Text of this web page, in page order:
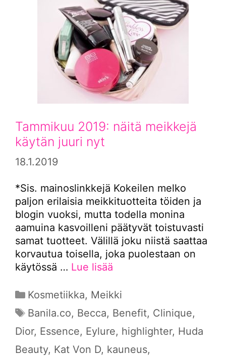
Tammikuu 2019: näitä meikkejä
käytän juuri nyt
18.1.2019
*Sis. mainoslinkkejä Kokeilen melko
paljon erilaisia meikkituotteita töiden ja
blogin vuoksi, mutta todella monina
aamuina kasvoilleni päätyvät toistuvasti
samat tuotteet. Välillä joku niistä saattaa
korvautua toisella, joka puolestaan on
käytössä … Lue lisää
Kategoriat
Kosmetiikka, Meikki
Avainsanat
Banila.co, Becca, Benefit, Clinique,
Dior, Essence, Eylure, highlighter, Huda
Beauty, Kat Von D, kauneus,